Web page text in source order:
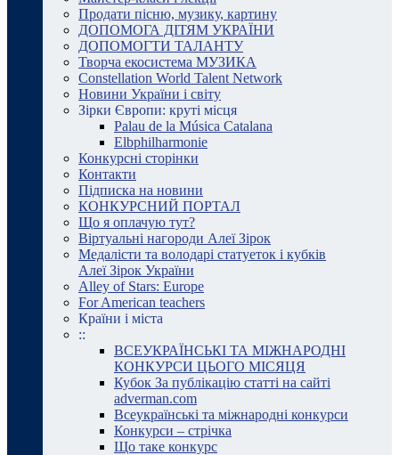
Продати пісню, музику, картину
ДОПОМОГА ДІТЯМ УКРАЇНИ
ДОПОМОГТИ ТАЛАНТУ
Творча екосистема МУЗИКА
Constellation World Talent Network
Новини України і світу
Зірки Європи: круті місця
Palau de la Música Catalana
Elbphilharmonie
Конкурсні сторінки
Контакти
Підписка на новини
КОНКУРСНИЙ ПОРТАЛ
Що я оплачую тут?
Віртуальні нагороди Алеї Зірок
Медалісти та володарі статуеток і кубків
Алеї Зірок України
Alley of Stars: Europe
For American teachers
Країни і міста
::
ВСЕУКРАЇНСЬКІ ТА МІЖНАРОДНІ
КОНКУРСИ ЦЬОГО МІСЯЦЯ
Кубок За публікацію статті на сайті
adverman.com
Всеукраїнські та міжнародні конкурси
Конкурси – стрічка
Що таке конкурс